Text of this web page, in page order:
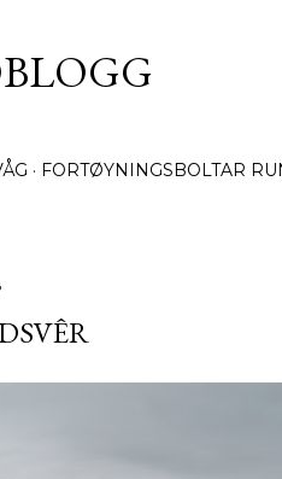
FORTØYNINGSBOLTAR